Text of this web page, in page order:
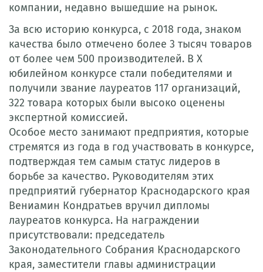
компании, недавно вышедшие на рынок.
За всю историю конкурса, с 2018 года, знаком
качества было отмечено более 3 тысяч товаров
от более чем 500 производителей. В Х
юбилейном конкурсе стали победителями и
получили звание лауреатов 117 организаций,
322 товара которых были высоко оценены
экспертной комиссией.
Особое место занимают предприятия, которые
стремятся из года в год участвовать в конкурсе,
подтверждая тем самым статус лидеров в
борьбе за качество. Руководителям этих
предприятий губернатор Краснодарского края
Вениамин Кондратьев вручил дипломы
лауреатов конкурса. На награждении
присутствовали: председатель
Законодательного Собрания Краснодарского
края, заместители главы администрации